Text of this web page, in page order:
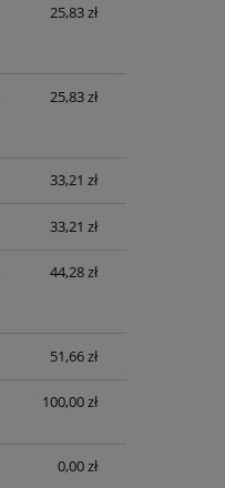
25,83 zł
25,83 zł
33,21 zł
33,21 zł
44,28 zł
51,66 zł
100,00 zł
0,00 zł